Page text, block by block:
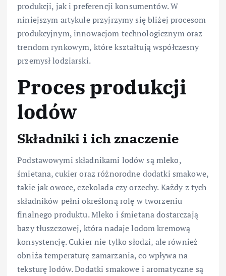
produkcji, jak i preferencji konsumentów. W
niniejszym artykule przyjrzymy się bliżej procesom
produkcyjnym, innowacjom technologicznym oraz
trendom rynkowym, które kształtują współczesny
przemysł lodziarski.
Proces produkcji
lodów
Składniki i ich znaczenie
Podstawowymi składnikami lodów są mleko,
śmietana, cukier oraz różnorodne dodatki smakowe,
takie jak owoce, czekolada czy orzechy. Każdy z tych
składników pełni określoną rolę w tworzeniu
finalnego produktu. Mleko i śmietana dostarczają
bazy tłuszczowej, która nadaje lodom kremową
konsystencję. Cukier nie tylko słodzi, ale również
obniża temperaturę zamarzania, co wpływa na
teksturę lodów. Dodatki smakowe i aromatyczne są